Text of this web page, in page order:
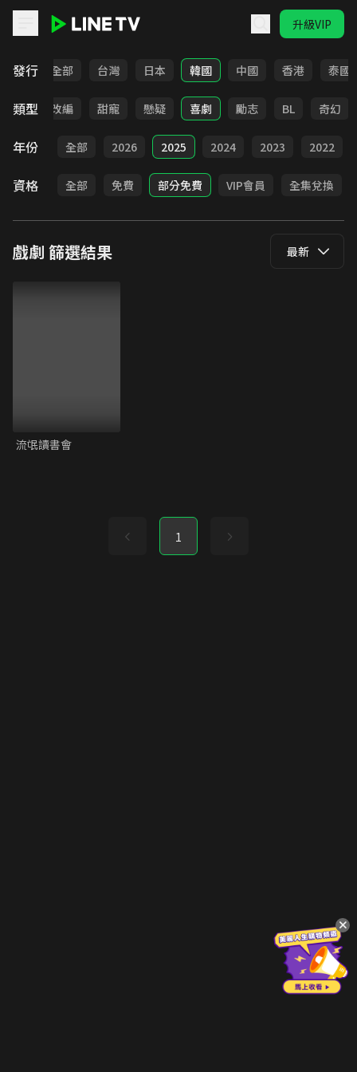
升級VIP
發行 全部 台灣 日本 韓國 中國 香港 泰國
類型
都會 改編 甜寵 懸疑 喜劇 勵志 BL 奇幻
年份 全部 2026 2025 2024 2023 2022
資格 全部 免費 部分免費 VIP會員 全集兌換
戲劇 篩選結果 最新
流氓讀書會
1